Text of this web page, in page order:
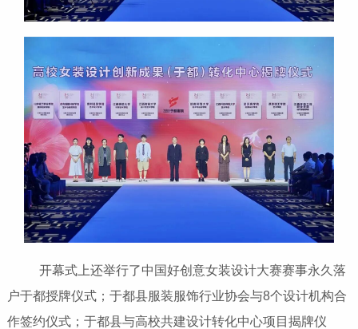
开幕式上还举行了中国好创意女装设计大赛赛事永久落
户于都授牌仪式；于都县服装服饰行业协会与8个设计机构合
作签约仪式；于都县与高校共建设计转化中心项目揭牌仪